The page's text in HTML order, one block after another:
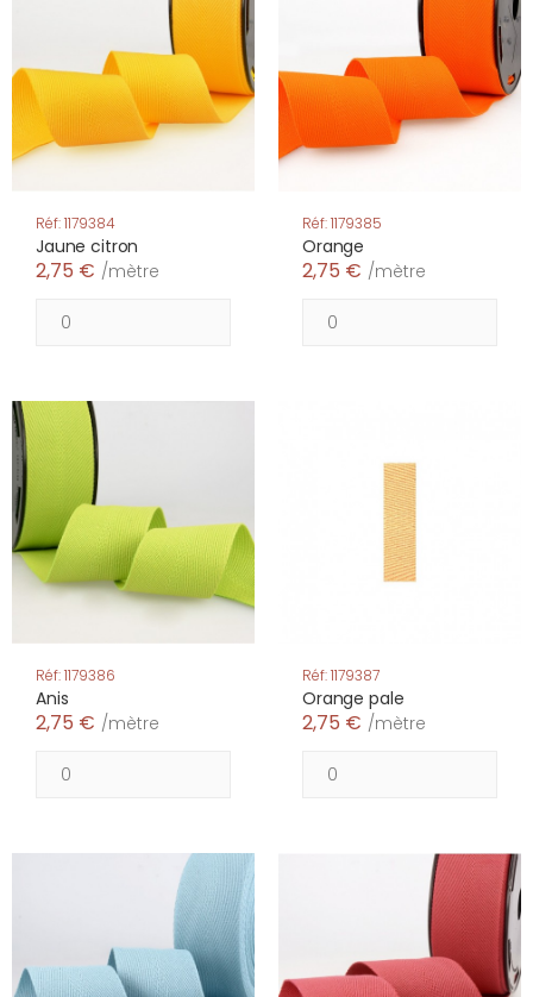
Réf: 1179384
Jaune citron
2,75 € /mètre
Réf: 1179385
Orange
2,75 € /mètre
Réf: 1179386
Anis
2,75 € /mètre
Réf: 1179387
Orange pale
2,75 € /mètre